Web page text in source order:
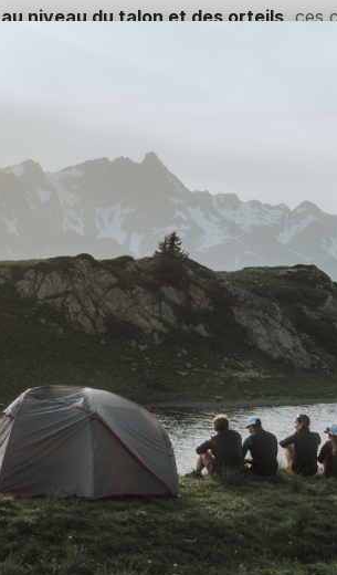
niveau du talon et des orteils, ces
hautement respirant, anti humidité.
sont parfaitement ventilés sans
du pied bénéficie d'un soutien
de micro-canaux - évaporation de
et réduction d'odeurs
fibre respirante, douce, sans odeur et
Vent - évacuation efficace de
tendon d'Achille, du talon et des orteils